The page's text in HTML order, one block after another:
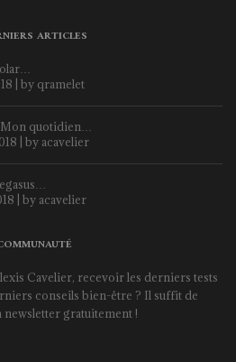
ARTICLES
| by qramelet
quotidien…
| by acavelier
| by acavelier
Cavelier, recevoir les derniers tests
conseils bien-être ? Il suffit de
gratuitement !